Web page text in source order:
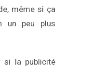
même si ça
un peu plus
si la publicité